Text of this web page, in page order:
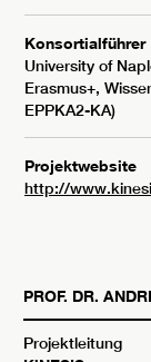
Konsortialführer
University of
Erasmus+,
EPPKA2-KA)
Projektwebsite
http://
PROF. DR.
Projektleitung